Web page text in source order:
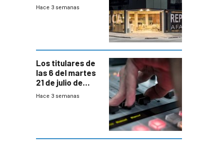
cuentas
Hace 3 semanas
Los titulares de
las 6 del martes
21 de julio de
2026
Hace 3 semanas